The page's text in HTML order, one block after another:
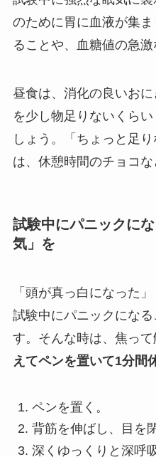
のために胃に血液が集
ることや、血糖値の急激
昼食は、消化の良いお
を少し物足りないくら
しょう。「ちょっと足
は、休憩時間のチョコな
試験中にパニックに
気」を
「頭が真っ白になった
試験中にパニックにな
す。そんな時は、焦って
えてペンを置いて1分間
ペンを置く。
背筋を伸ばし、目を
深くゆっくりと深呼